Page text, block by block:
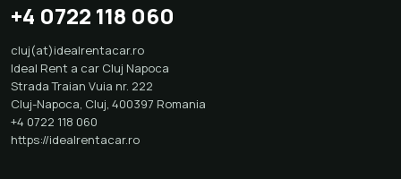
+4 0722 118 060
cluj(at)idealrentacar.ro
Ideal Rent a car Cluj Napoca
Strada Traian Vuia nr. 222
Cluj-Napoca, Cluj, 400397 Romania
+4 0722 118 060
https://idealrentacar.ro